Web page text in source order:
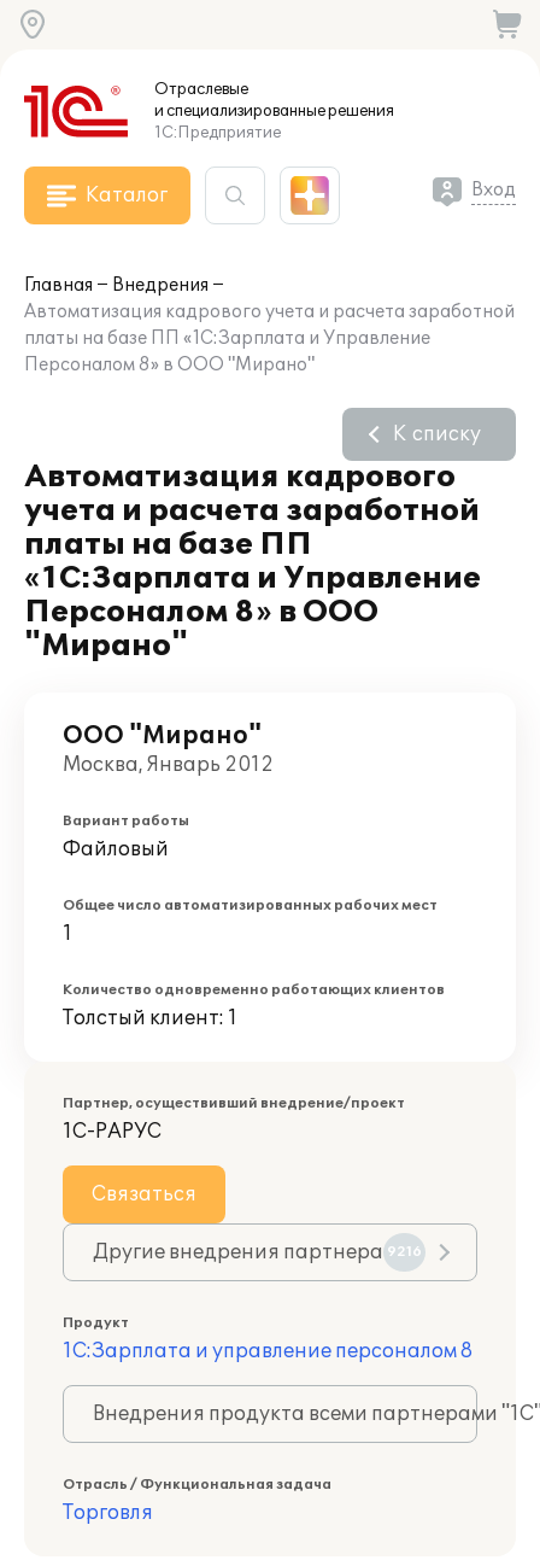
Отраслевые
и специализированныерешения
1С:Предприятие
Каталог Вход
Главная
Внедрения
Автоматизация кадрового учета и расчета заработной
платы на базе ПП «1С:Зарплата и Управление
Персоналом 8» в ООО "Мирано"
Автоматизация кадрового
учета и расчета заработной
платы на базе ПП
«1С:Зарплата и Управление
Персоналом 8» в ООО
"Мирано"
К списку
ООО "Мирано"
Москва, Январь 2012
Вариант работы
Файловый
Общее число автоматизированных рабочих мест
1
Количество одновременно работающих клиентов
Толстый клиент: 1
Партнер, осуществивший внедрение/проект
1С-РАРУС
Связаться
Другие внедрения партнера 9216
Продукт
1С:Зарплата и управление персоналом 8
Внедрения продукта всеми партнерами
Отрасль / Функциональная задача
Торговля